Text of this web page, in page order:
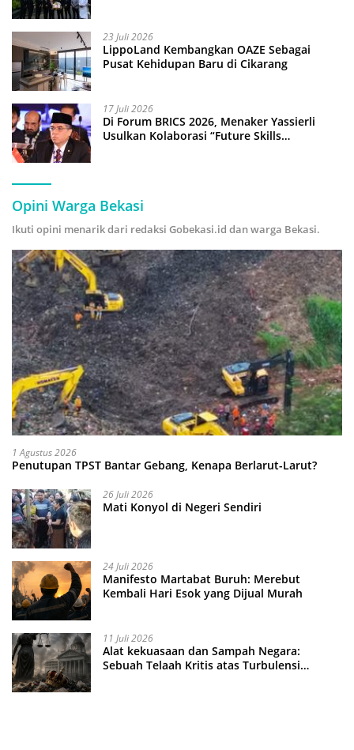
23 Juli 2026
LippoLand Kembangkan OAZE Sebagai
Pusat Kehidupan Baru di Cikarang
17 Juli 2026
Di Forum BRICS 2026, Menaker Yassierli
Usulkan Kolaborasi “Future Skills
Opini Warga Bekasi
Ikuti opini menarik dari redaksi Gobekasi.id dan warga Bekasi.
1 Agustus 2026
Penutupan TPST Bantar Gebang, Kenapa Berlarut-Larut?
26 Juli 2026
Mati Konyol di Negeri Sendiri
24 Juli 2026
Manifesto Martabat Buruh: Merebut
Kembali Hari Esok yang Dijual Murah
11 Juli 2026
Alat kekuasaan dan Sampah Negara:
Sebuah Telaah Kritis atas Turbulensi